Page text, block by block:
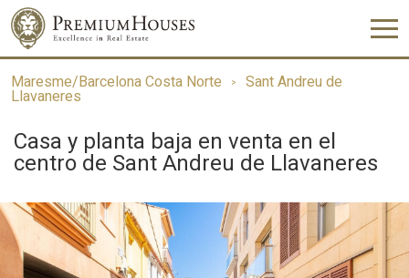
Maresme/Barcelona Costa Norte Sant Andreu de
Llavaneres
Casa y planta baja en venta en el
centro de Sant Andreu de Llavaneres